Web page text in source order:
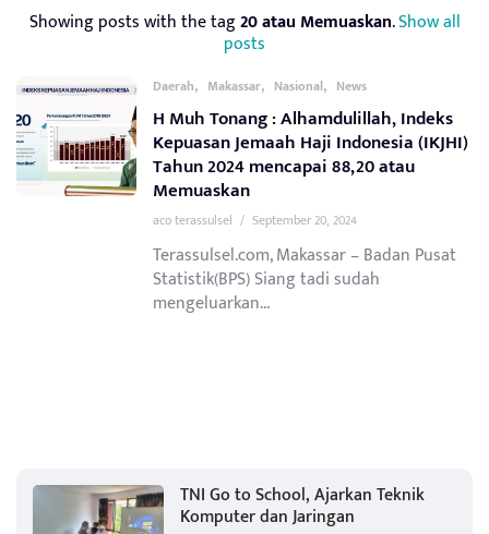
Showing posts with the tag20 atau Memuaskan.Show all
posts
Daerah, Makassar, Nasional, News
H Muh Tonang : Alhamdulillah, Indeks
Kepuasan Jemaah Haji Indonesia (IKJHI)
Tahun 2024 mencapai 88,20 atau
Memuaskan
aco terassulsel / September 20, 2024
Terassulsel.com, Makassar – Badan Pusat
Statistik(BPS) Siang tadi sudah
mengeluarkan...
TNI Go to School, Ajarkan Teknik
Komputer dan Jaringan